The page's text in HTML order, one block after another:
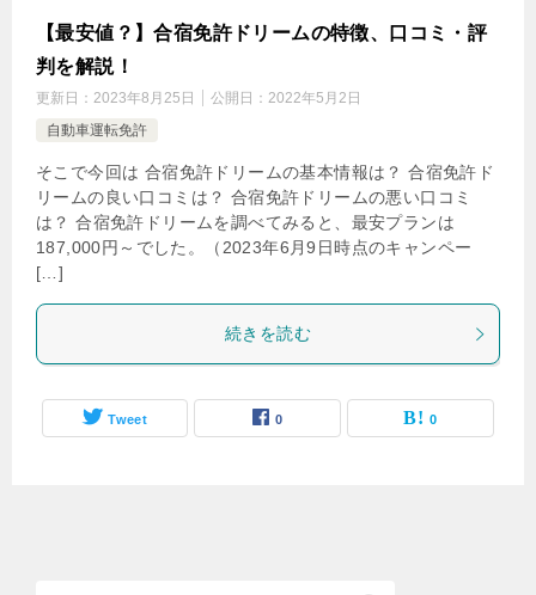
【最安値？】合宿免許ドリームの特徴、口コミ・評
判を解説！
更新日： 2023年8月25日 公開日： 2022年5月2日
自動車運転免許
そこで今回は 合宿免許ドリームの基本情報は？ 合宿免許ド
リームの良い口コミは？ 合宿免許ドリームの悪い口コミ
は？ 合宿免許ドリームを調べてみると、最安プランは
187,000円～でした。（2023年6月9日時点のキャンペー
[…]
続きを読む
Tweet 0 0